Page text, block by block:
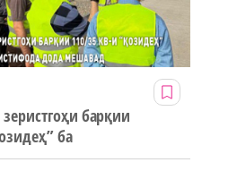
барқии
ба
мешавад